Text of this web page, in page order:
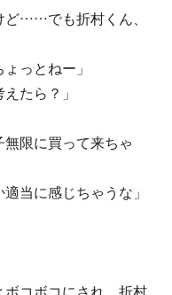
ど……でも折村くん、
っとねー」
たら？」
無限に買って来ちゃ
当に感じちゃうな」
コボコにされ、折村